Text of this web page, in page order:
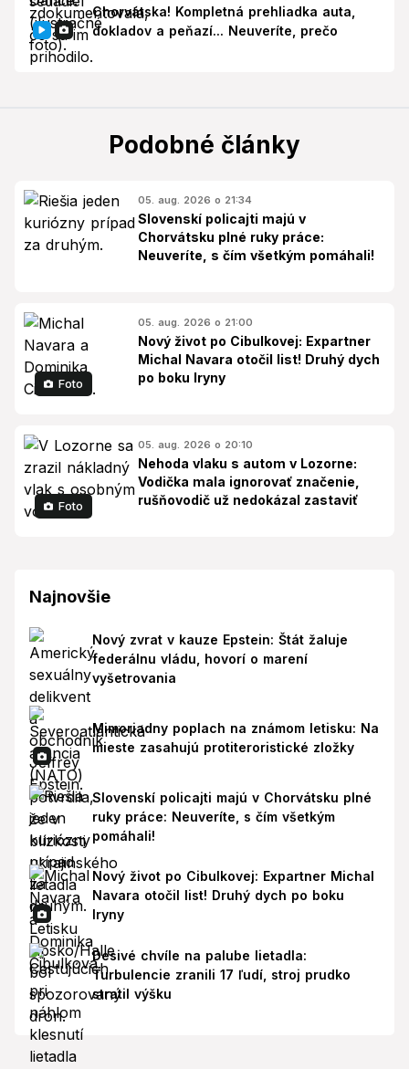
Chorvátska! Kompletná prehliadka auta,
dokladov a peňazí... Neuveríte, prečo
Podobné články
05. aug. 2026 o 21:34
Slovenskí policajti majú v
Chorvátsku plné ruky práce:
Neuveríte, s čím všetkým pomáhali!
Foto
05. aug. 2026 o 21:00
Nový život po Cibulkovej: Expartner
Michal Navara otočil list! Druhý dych
po boku Iryny
Foto
05. aug. 2026 o 20:10
Nehoda vlaku s autom v Lozorne:
Vodička mala ignorovať značenie,
rušňovodič už nedokázal zastaviť
Najnovšie
Nový zvrat v kauze Epstein: Štát žaluje
federálnu vládu, hovorí o marení
vyšetrovania
Mimoriadny poplach na známom letisku: Na
mieste zasahujú protiteroristické zložky
Slovenskí policajti majú v Chorvátsku plné
ruky práce: Neuveríte, s čím všetkým
pomáhali!
Nový život po Cibulkovej: Expartner Michal
Navara otočil list! Druhý dych po boku
Iryny
Desivé chvíle na palube lietadla:
Turbulencie zranili 17 ľudí, stroj prudko
stratil výšku